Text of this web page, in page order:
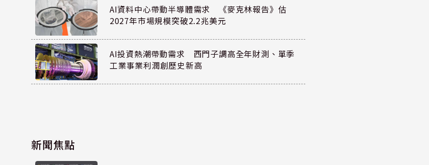
AI資料中心帶動半導體需求 《麥克林報告》估
2027年市場規模突破2.2兆美元
AI投資熱潮帶動需求 西門子調高全年財測、單季
工業事業利潤創歷史新高
新聞焦點